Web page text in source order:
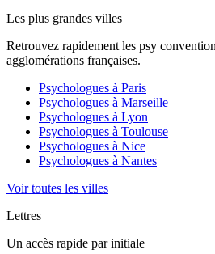
Les plus grandes villes
Retrouvez rapidement les psy
agglomérations françaises.
Psychologues à Paris
Psychologues à Marseille
Psychologues à Lyon
Psychologues à Toulouse
Psychologues à Nice
Psychologues à Nantes
Voir toutes les villes
Lettres
Un accès rapide par initiale